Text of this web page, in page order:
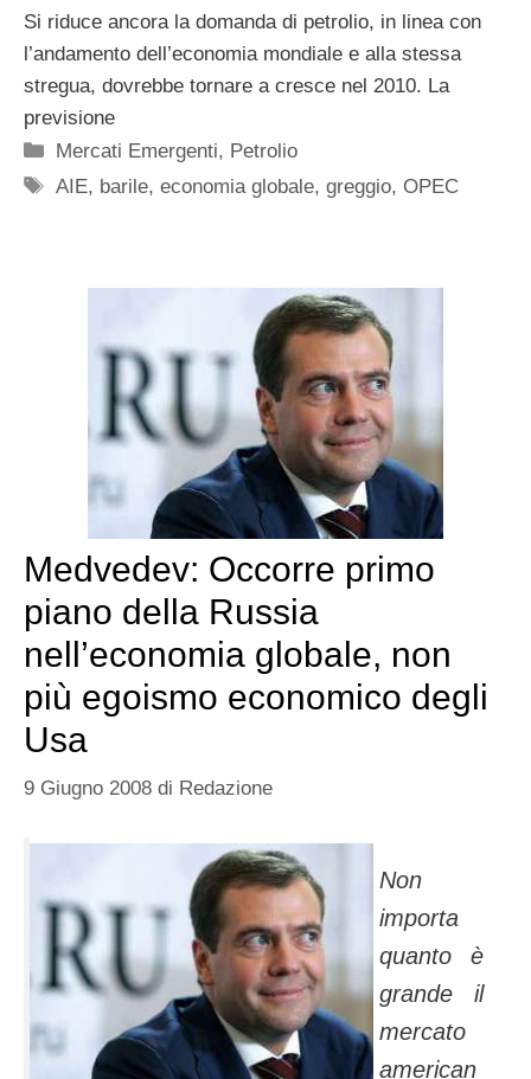
Si riduce ancora la domanda di petrolio, in linea con
l’andamento dell’economia mondiale e alla stessa
stregua, dovrebbe tornare a cresce nel 2010. La
previsione
Categorie
Mercati Emergenti, Petrolio
Tag
AIE, barile,economia globale,greggio,OPEC
Medvedev: Occorre primo
piano della Russia
nell’economia globale, non
più egoismo economico degli
Usa
9 Giugno 2008 di Redazione
Non
importa
quanto è
grande il
mercato
american